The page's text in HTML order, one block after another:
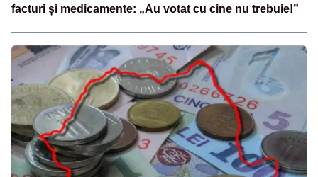
facturi și medicamente: „Au votat cu cine nu trebuie!”